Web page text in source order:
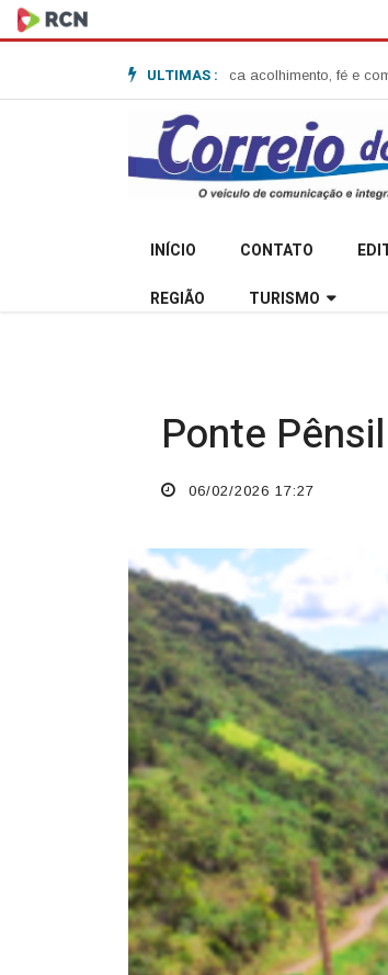
ULTIMAS :
Garibaldi e destaca acolhimento, fé e compromisso
INÍCIO CONTATO
REGIÃO TURISMO
Ponte Pênsil
06/02/2026 17:27